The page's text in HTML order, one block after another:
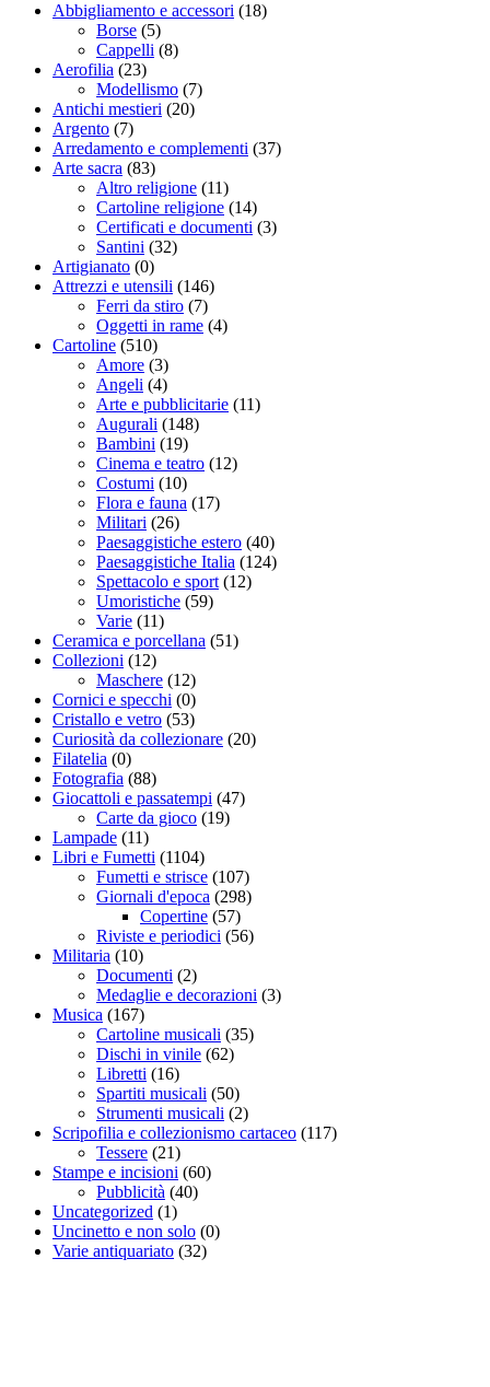
Abbigliamento e accessori (18)
Borse (5)
Cappelli (8)
Aerofilia (23)
Modellismo (7)
Antichi mestieri (20)
Argento (7)
Arredamento e complementi (37)
Arte sacra (83)
Altro religione (11)
Cartoline religione (14)
Certificati e documenti (3)
Santini (32)
Artigianato (0)
Attrezzi e utensili (146)
Ferri da stiro (7)
Oggetti in rame (4)
Cartoline (510)
Amore (3)
Angeli (4)
Arte e pubblicitarie (11)
Augurali (148)
Bambini (19)
Cinema e teatro (12)
Costumi (10)
Flora e fauna (17)
Militari (26)
Paesaggistiche estero (40)
Paesaggistiche Italia (124)
Spettacolo e sport (12)
Umoristiche (59)
Varie (11)
Ceramica e porcellana (51)
Collezioni (12)
Maschere (12)
Cornici e specchi (0)
Cristallo e vetro (53)
Curiosità da collezionare (20)
Filatelia (0)
Fotografia (88)
Giocattoli e passatempi (47)
Carte da gioco (19)
Lampade (11)
Libri e Fumetti (1104)
Fumetti e strisce (107)
Giornali d'epoca (298)
Copertine (57)
Riviste e periodici (56)
Militaria (10)
Documenti (2)
Medaglie e decorazioni (3)
Musica (167)
Cartoline musicali (35)
Dischi in vinile (62)
Libretti (16)
Spartiti musicali (50)
Strumenti musicali (2)
Scripofilia e collezionismo cartaceo (117)
Tessere (21)
Stampe e incisioni (60)
Pubblicità (40)
Uncategorized (1)
Uncinetto e non solo (0)
Varie antiquariato (32)